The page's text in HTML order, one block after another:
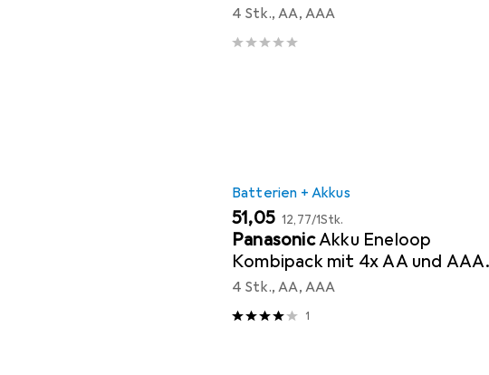
4 Stk., AA, AAA
Batterien + Akkus
EUR
51,05 EUR
12,77/1Stk.
PanasonicAkku Eneloop
Kombipack mit 4x AA und AAA
Akkus und 2 AccuCell Akkuboxen
Gratis
4 Stk., AA, AAA
1